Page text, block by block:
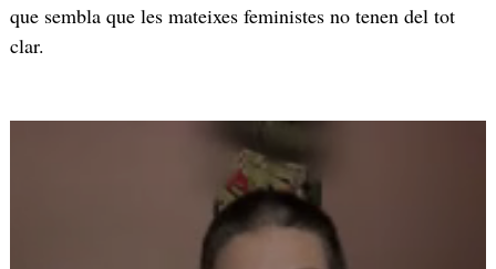
que sembla que les mateixes feministes no tenen del tot
clar.